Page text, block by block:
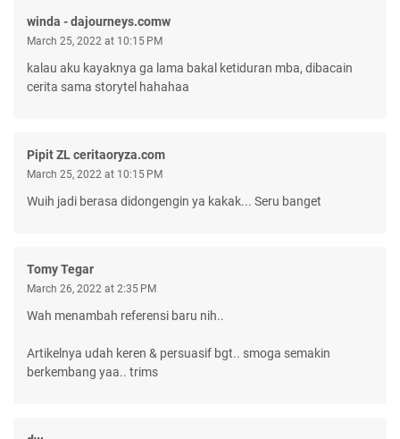
winda - dajourneys.comw
March 25, 2022 at 10:15 PM
kalau aku kayaknya ga lama bakal ketiduran mba, dibacain
cerita sama storytel hahahaa
Pipit ZL ceritaoryza.com
March 25, 2022 at 10:15 PM
Wuih jadi berasa didongengin ya kakak... Seru banget
Tomy Tegar
March 26, 2022 at 2:35 PM
Wah menambah referensi baru nih..
Artikelnya udah keren & persuasif bgt.. smoga semakin
berkembang yaa.. trims